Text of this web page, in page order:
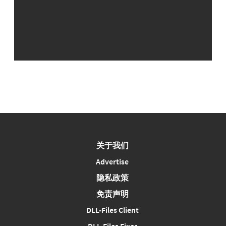
关于我们
Advertise
隐私政策
免责声明
DLL-Files Client